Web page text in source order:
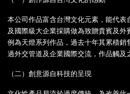
本公司作品富含台灣文化元素，能代表
及國際級大企業採購做為致贈貴賓及外
例為天燈系列作品，過去十年其累積銷
過外交管道及企業國際交流，作品觸及
（二）創意源自科技的呈現